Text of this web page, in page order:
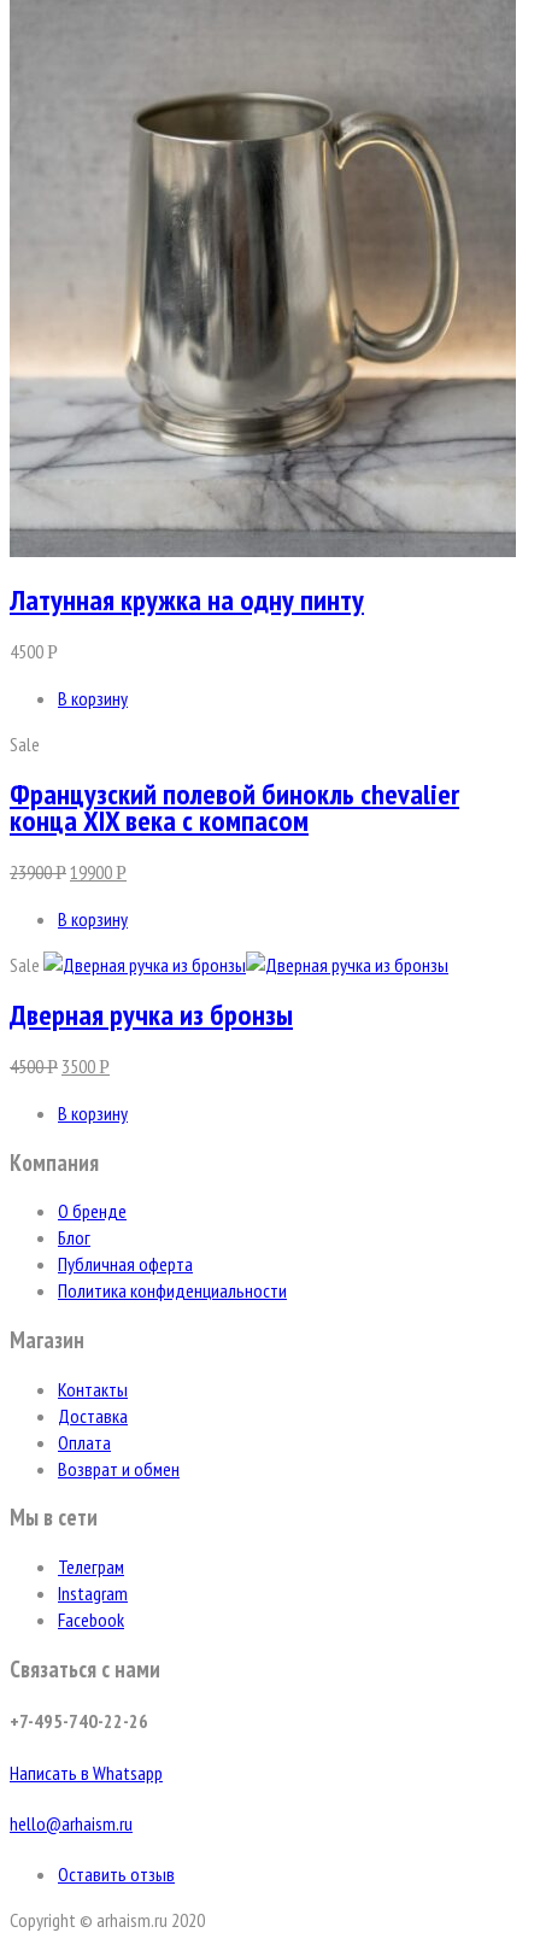
Латунная кружка на одну пинту
4500Р
В корзину
Sale
Французский полевой бинокль chevalier
конца XIX века с компасом
23900Р19900Р
В корзину
Sale
Дверная ручка из бронзы
4500Р 3500Р
В корзину
Компания
О бренде
Блог
Публичная оферта
Политика конфиденциальности
Магазин
Контакты
Доставка
Оплата
Возврат и обмен
Мы в сети
Телеграм
Instagram
Facebook
Связаться с нами
+7-495-740-22-26
Написать в Whatsapp
hello@arhaism.ru
Оставить отзыв
Copyright © arhaism.ru 2020